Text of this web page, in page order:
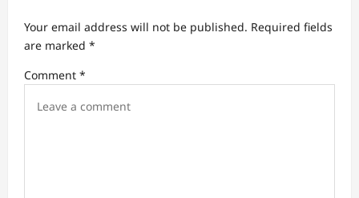
Your email address will not be published. Required fields
are marked *
Comment *